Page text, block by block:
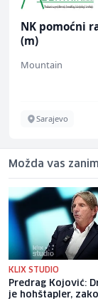
NK pomoćni
(m)
Mountain
Sarajevo
Možda vas
KLIX STUDIO
Predrag Kojović:
je hohštapler,